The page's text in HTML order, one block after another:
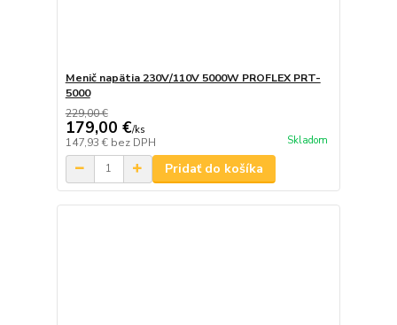
Menič napätia 230V/110V 5000W PROFLEX PRT-
5000
229,00 €
179,00 €/ks
147,93 € bez DPH Skladom
Pridať do košíka